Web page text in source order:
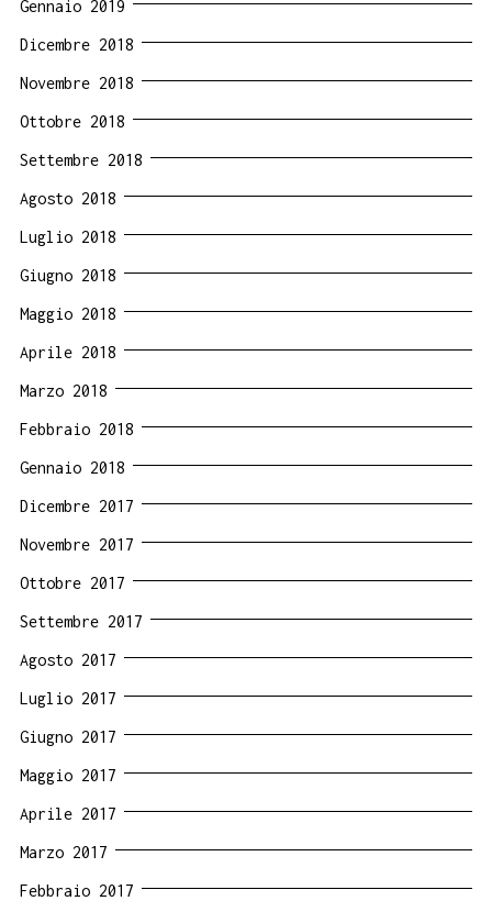
Gennaio 2019
Dicembre 2018
Novembre 2018
Ottobre 2018
Settembre 2018
Agosto 2018
Luglio 2018
Giugno 2018
Maggio 2018
Aprile 2018
Marzo 2018
Febbraio 2018
Gennaio 2018
Dicembre 2017
Novembre 2017
Ottobre 2017
Settembre 2017
Agosto 2017
Luglio 2017
Giugno 2017
Maggio 2017
Aprile 2017
Marzo 2017
Febbraio 2017